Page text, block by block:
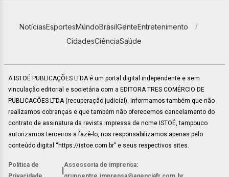
NotíciasEsportesMundoBrasilGenteEntretenimento
CidadesCiênciaSaúde
A ISTOÉ PUBLICAÇÕES LTDA é um portal digital independente e sem
vinculação editorial e societária com a EDITORA TRES COMÉRCIO DE
PUBLICACÕES LTDA (recuperação judicial). Informamos também que não
realizamos cobranças e que também não oferecemos cancelamento do
contrato de assinatura da revista impressa de nome ISTOÉ, tampouco
autorizamos terceiros a fazê-lo, nos responsabilizamos apenas pelo
conteúdo digital “https://istoe.com.br” e seus respectivos sites.
Política de
Assessoria de imprensa: